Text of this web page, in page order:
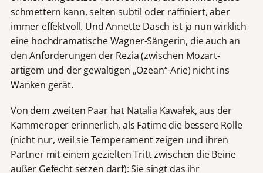
schmettern kann, selten subtil oder raffiniert, aber
immer effektvoll. Und Annette Dasch ist ja nun wirklich
eine hochdramatische Wagner-Sängerin, die auch an
den Anforderungen der Rezia (zwischen Mozart-
artigem und der gewaltigen „Ozean“-Arie) nicht ins
Wanken gerät.
Von dem zweiten Paar hat Natalia Kawałek, aus der
Kammeroper erinnerlich, als Fatime die bessere Rolle
(nicht nur, weil sie Temperament zeigen und ihren
Partner mit einem gezielten Tritt zwischen die Beine
außer Gefecht setzen darf): Sie singt das ihr